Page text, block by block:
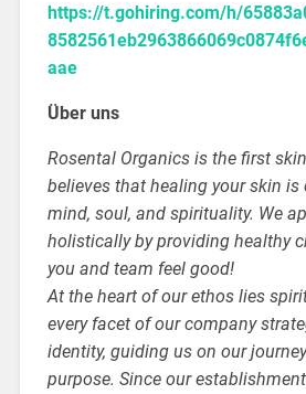
https://t.gohiring.com/h/
aae
Über uns
Rosental Organics is the first
believes that healing your skin is
mind, soul, and spirituality. We
holistically by providing healthy
you and team feel good!
At the heart of our ethos lies
every facet of our company
identity, guiding us on our
purpose. Since our